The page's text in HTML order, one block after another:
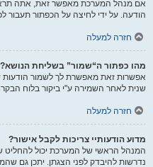
אם מנהל המערכת מאפשר זאת, אתה
הודעה. על ידי לחיצה על הכפתור תעבור
חזרה למעלה
מהו כפתור ה“שמור” בשליחת הנושא?
אפשרות זאת מאפשרת לך לשמור הודעות
שנית לאחר השמירה ע"י ביקור בלוח
חזרה למעלה
מדוע הודעותיי צריכות לקבל אישור?
המנהל הראשי של המערכת יכול להחליט
נדרשות להיבדק לפני הצגתן. יתכן גם